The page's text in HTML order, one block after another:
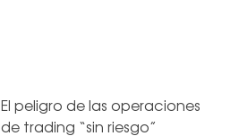
El peligro de las operaciones
de trading “sin riesgo”